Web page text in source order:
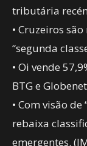
tributária
• Cruzeiros
“segunda
• Oi vende
BTG e
• Com visão
rebaixa
emergentes.